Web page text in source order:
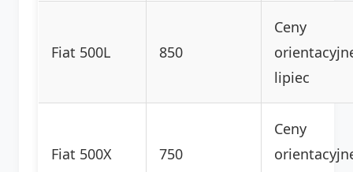
Fiat 500L 850
Ceny
lipiec
Fiat 500X 750
Ceny